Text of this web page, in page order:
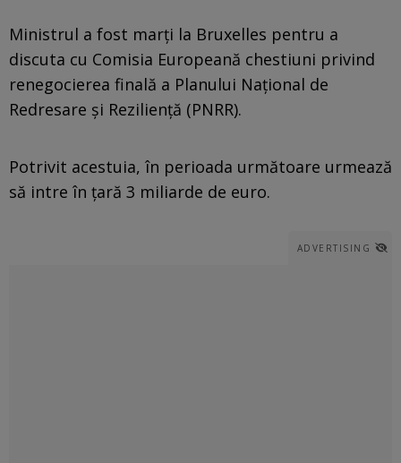
Ministrul a fost marți la Bruxelles pentru a
discuta cu Comisia Europeană chestiuni privind
renegocierea finală a Planului Național de
Redresare și Reziliență (PNRR).
Potrivit acestuia, în perioada următoare urmează
să intre în țară 3 miliarde de euro.
ADVERTISING